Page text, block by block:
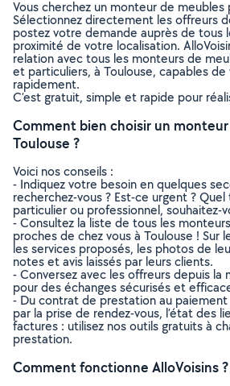
Vous cherchez un monteur de meubles
Sélectionnez directement les offreurs
postez votre demande auprès de tous
proximité de votre localisation.
relation avec tous les monteurs de
et particuliers, à Toulouse, capables
rapidement.
C’est gratuit, simple et rapide pour
Comment bien choisir un
Toulouse ?
Voici nos conseils :
- Indiquez votre besoin en quelques
recherchez-vous ? Est-ce urgent ?
particulier ou professionnel, souhaitez-
- Consultez la liste de tous les
proches de chez vous à Toulouse ! Sur
les services proposés, les photos de
notes et avis laissés par leurs clients.
- Conversez avec les offreurs depuis la
pour des échanges sécurisés et
- Du contrat de prestation au paiement
par la prise de rendez-vous, l’état des
factures : utilisez nos outils gratuits à
prestation.
Comment fonctionne AlloVoisins ?